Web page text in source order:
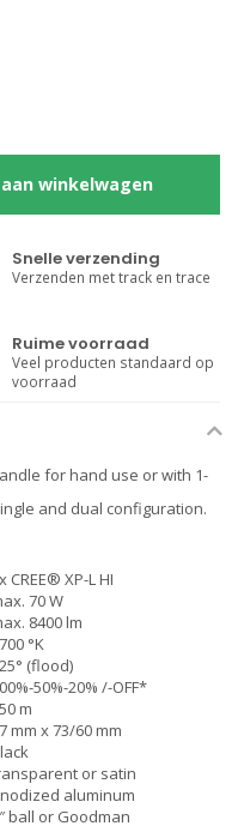
winkelwagen
Snelle verzending
Verzenden met track en trace
Ruime voorraad
Veel producten standaard op
voorraad
for hand use or with 1-
and dual configuration.
CREE® XP-L HI
70 W
8400 lm
°K
(flood)
50%-20% /-OFF*
m
mm x 73/60 mm
or satin
aluminum
ball or Goodman